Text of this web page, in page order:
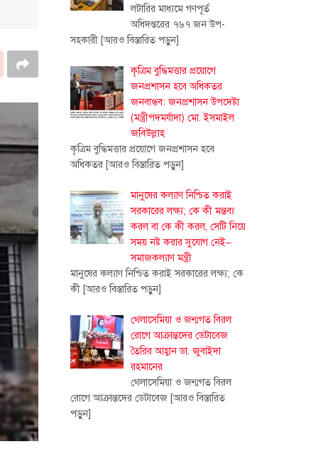
লটারির মাধ্যমে গণপূর্ত
অধিদপ্তরের ৭৬৭ জন উপ-
সহকারী [আরও বিস্তারিত পড়ুন]
কৃত্রিম বুদ্ধিমত্তার প্রয়োগে
জনপ্রশাসন হবে অধিকতর
জনবান্ধব: জনপ্রশাসন উপদেষ্টা
(মন্ত্রীপদমর্যাদা) মো. ইসমাইল
জবিউল্লাহ
কৃত্রিম বুদ্ধিমত্তার প্রয়োগে জনপ্রশাসন হবে
অধিকতর [আরও বিস্তারিত পড়ুন]
মানুষের কল্যাণ নিশ্চিত করাই
সরকারের লক্ষ্য; কে কী মন্তব্য
করল বা কে কী করল, সেটি নিয়ে
সময় নষ্ট করার সুযোগ নেই–
সমাজকল্যাণ মন্ত্রী
মানুষের কল্যাণ নিশ্চিত করাই সরকারের লক্ষ্য; কে
কী [আরও বিস্তারিত পড়ুন]
থেলাসেমিয়া ও জন্মগত বিরল
রোগে আক্রান্তদের ডেটাবেজ
তৈরির আহ্বান ডা. জুবাইদা
রহমানের
থেলাসেমিয়া ও জন্মগত বিরল
রোগে আক্রান্তদের ডেটাবেজ [আরও বিস্তারিত
পড়ুন]